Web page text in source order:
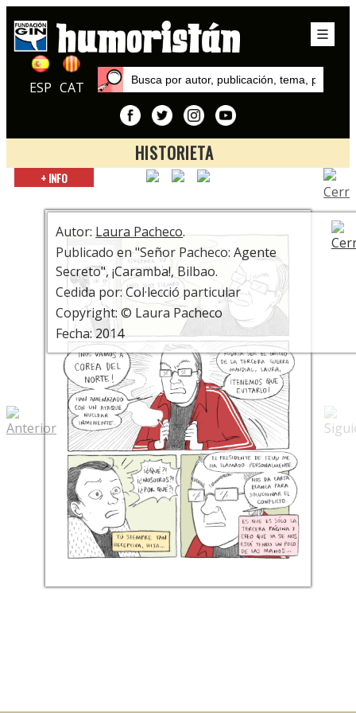
ESP CAT
HISTORIETA
Inicio
Laura Pacheco
+ INFO
Autor:Laura Pacheco.
Publicado en "Señor Pacheco: Agente
Secreto", ¡Caramba!, Bilbao.
Cedida por: Col·lecció particular
Copyright: © Laura Pacheco
Fecha: 2014